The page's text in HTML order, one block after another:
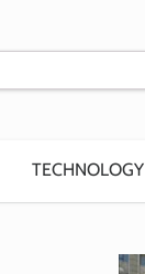
TECHNOLOGY